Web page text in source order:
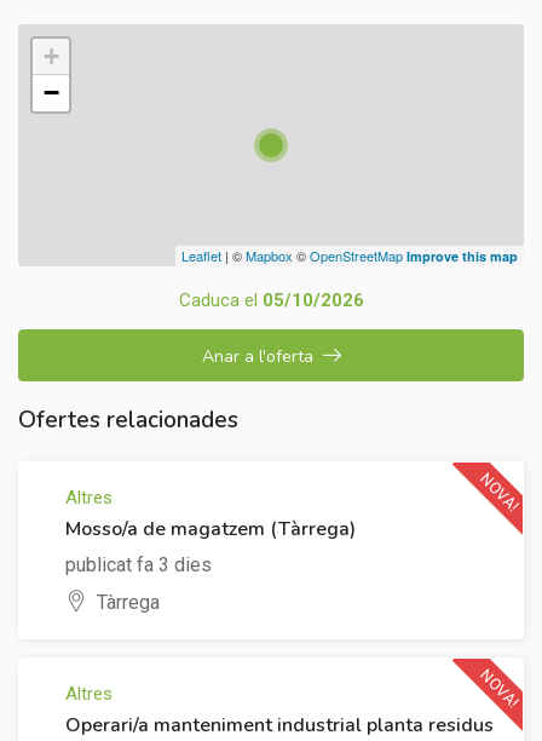
+
−
Leaflet | ©Mapbox ©OpenStreetMap Improve this map
Caduca el 05/10/2026
Anar a l'oferta
Ofertes relacionades
Altres
Mosso/a de magatzem (Tàrrega)
publicat fa 3 dies
Tàrrega
NOVA!
Altres
Operari/a manteniment industrial planta residus
NOVA!